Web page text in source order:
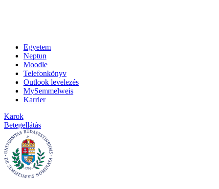
Egyetem
Neptun
Moodle
Telefonkönyv
Outlook levelezés
MySemmelweis
Karrier
Karok
Betegellátás